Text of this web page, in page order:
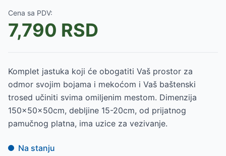
Cena sa PDV:
7,790 RSD
Komplet jastuka koji će obogatiti Vaš prostor za
odmor svojim bojama i mekoćom i Vaš baštenski
trosed učiniti svima omiljenim mestom. Dimenzija
150x50x50cm, debljine 15-20cm, od prijatnog
pamučnog platna, ima uzice za vezivanje.
Na stanju